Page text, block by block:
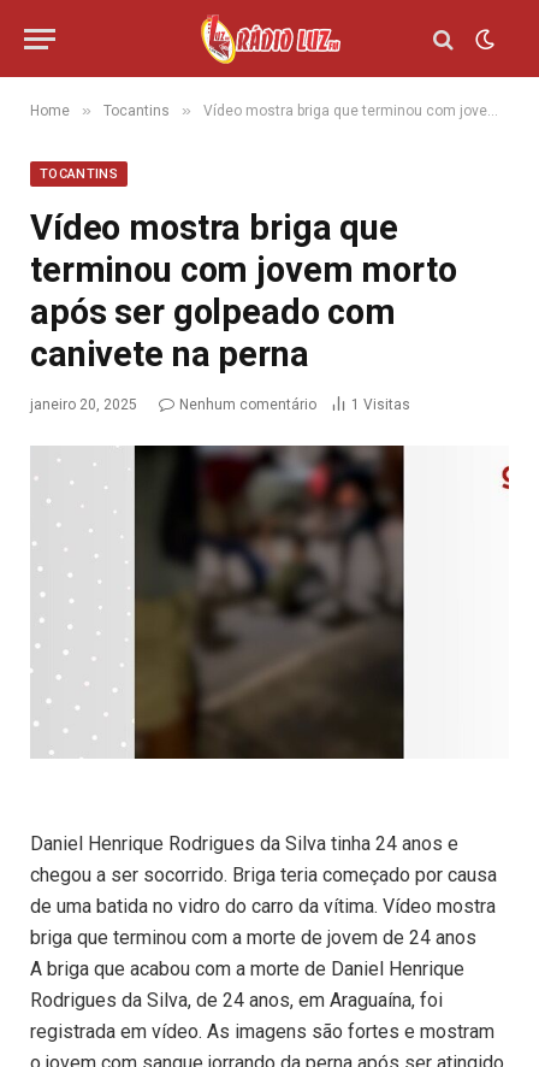
Home » Tocantins » Vídeo mostra briga que terminou com jovem morto após ser golpeado com canivete na perna
TOCANTINS
Vídeo mostra briga que
terminou com jovem morto
após ser golpeado com
canivete na perna
janeiro 20, 2025 Nenhum comentário 1 Visitas
Daniel Henrique Rodrigues da Silva tinha 24 anos e
chegou a ser socorrido. Briga teria começado por causa
de uma batida no vidro do carro da vítima. Vídeo mostra
briga que terminou com a morte de jovem de 24 anos
A briga que acabou com a morte de Daniel Henrique
Rodrigues da Silva, de 24 anos, em Araguaína, foi
registrada em vídeo. As imagens são fortes e mostram